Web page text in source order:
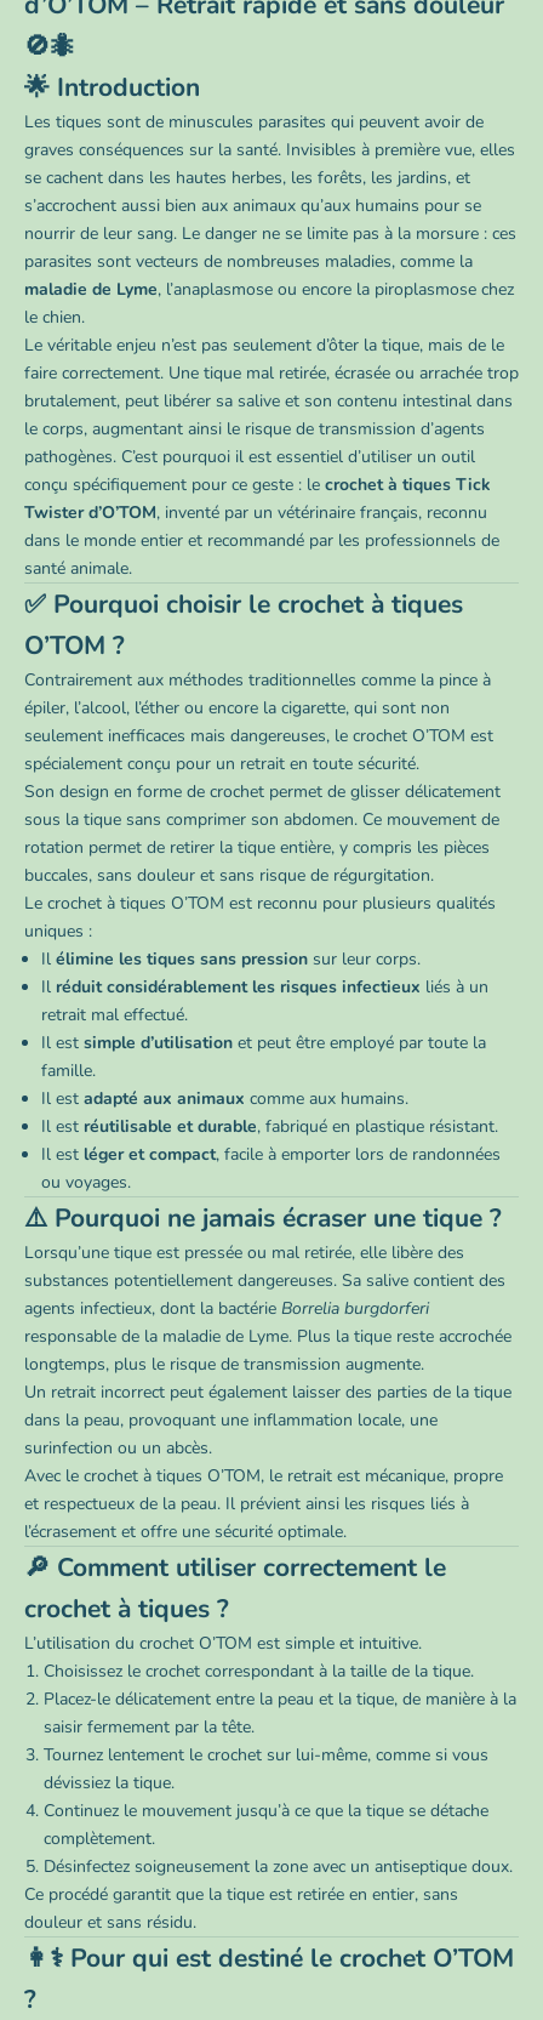
🚫🐜
🌟 Introduction
Les tiques sont de minuscules parasites qui peuvent avoir de
graves conséquences sur la santé. Invisibles à première vue, elles
se cachent dans les hautes herbes, les forêts, les jardins, et
s’accrochent aussi bien aux animaux qu’aux humains pour se
nourrir de leur sang. Le danger ne se limite pas à la morsure : ces
parasites sont vecteurs de nombreuses maladies, comme la
maladie de Lyme, l’anaplasmose ou encore la piroplasmose chez
le chien.
Le véritable enjeu n’est pas seulement d’ôter la tique, mais de le
faire correctement. Une tique mal retirée, écrasée ou arrachée trop
brutalement, peut libérer sa salive et son contenu intestinal dans
le corps, augmentant ainsi le risque de transmission d’agents
pathogènes. C’est pourquoi il est essentiel d’utiliser un outil
conçu spécifiquement pour ce geste : le crochet à tiques Tick
Twister d’O’TOM, inventé par un vétérinaire français, reconnu
dans le monde entier et recommandé par les professionnels de
santé animale.
✅ Pourquoi choisir le crochet à tiques
O’TOM ?
Contrairement aux méthodes traditionnelles comme la pince à
épiler, l’alcool, l’éther ou encore la cigarette, qui sont non
seulement inefficaces mais dangereuses, le crochet O’TOM est
spécialement conçu pour un retrait en toute sécurité.
Son design en forme de crochet permet de glisser délicatement
sous la tique sans comprimer son abdomen. Ce mouvement de
rotation permet de retirer la tique entière, y compris les pièces
buccales, sans douleur et sans risque de régurgitation.
Le crochet à tiques O’TOM est reconnu pour plusieurs qualités
uniques :
Il élimine les tiques sans pression sur leur corps.
Il réduit considérablement les risques infectieux liés à un
retrait mal effectué.
Il est simple d’utilisation et peut être employé par toute la
famille.
Il est adapté aux animaux comme aux humains.
Il est réutilisable et durable, fabriqué en plastique résistant.
Il est léger et compact, facile à emporter lors de randonnées
ou voyages.
⚠️ Pourquoi ne jamais écraser une tique ?
Lorsqu’une tique est pressée ou mal retirée, elle libère des
substances potentiellement dangereuses. Sa salive contient des
agents infectieux, dont la bactérie Borrelia burgdorferi
responsable de la maladie de Lyme. Plus la tique reste accrochée
longtemps, plus le risque de transmission augmente.
Un retrait incorrect peut également laisser des parties de la tique
dans la peau, provoquant une inflammation locale, une
surinfection ou un abcès.
Avec le crochet à tiques O’TOM, le retrait est mécanique, propre
et respectueux de la peau. Il prévient ainsi les risques liés à
l’écrasement et offre une sécurité optimale.
🔎 Comment utiliser correctement le
crochet à tiques ?
L’utilisation du crochet O’TOM est simple et intuitive.
Choisissez le crochet correspondant à la taille de la tique.
Placez-le délicatement entre la peau et la tique, de manière à la
saisir fermement par la tête.
Tournez lentement le crochet sur lui-même, comme si vous
dévissiez la tique.
Continuez le mouvement jusqu’à ce que la tique se détache
complètement.
Désinfectez soigneusement la zone avec un antiseptique doux.
Ce procédé garantit que la tique est retirée en entier, sans
douleur et sans résidu.
👩⚕️ Pour qui est destiné le crochet O’TOM
?